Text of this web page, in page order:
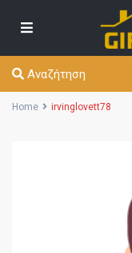
Αναζήτηση
Home irvinglovett78